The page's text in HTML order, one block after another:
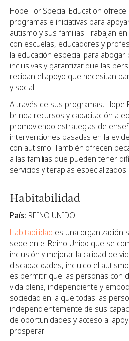
Hope For Special Education
programas e iniciativas para
autismo y sus familias. Trabajan
con escuelas, educadores y
la educación especial para abogar
inclusivas y garantizar que las
reciban el apoyo que necesitan
y social.
A través de sus programas, Hope
brinda recursos y capacitación a
promoviendo estrategias de
intervenciones basadas en la
con autismo. También ofrecen
a las familias que pueden tener
servicios y terapias especializados.
Habitabilidad
País: REINO UNIDO
Habitabilidad es una organización
sede en el Reino Unido que se
inclusión y mejorar la calidad de
discapacidades, incluido el
es permitir que las personas con
vida plena, independiente y
sociedad en la que todas las
independientemente de sus
de oportunidades y acceso al
prosperar.